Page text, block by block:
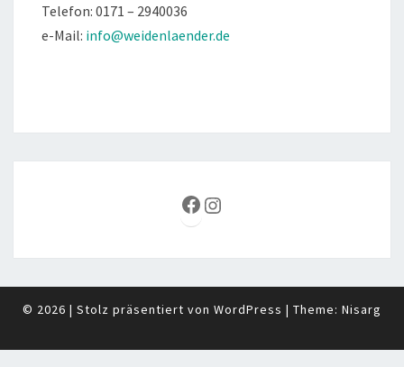
Telefon: 0171 – 2940036
e-Mail: info@weidenlaender.de
Facebook
Instagram
© 2026 | Stolz präsentiert von WordPress | Theme: Nisarg